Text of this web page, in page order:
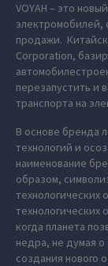
VOYAH – это
электромобилей,
продажи.
Corporation,
перезапустить и
транспорта на
В основе бренда
технологий и
наименование
образом,
технологических
когда планета
недра, не думая о
создания нового